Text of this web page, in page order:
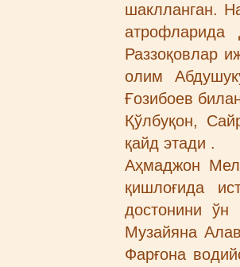
шаклланган.
Раззоқовлар
олим
Ғозибоев
Қўлбуқон,
қайд этади .
Аҳмаджон
қишлоғида
достонини ўн
Музайяна
Фарғона